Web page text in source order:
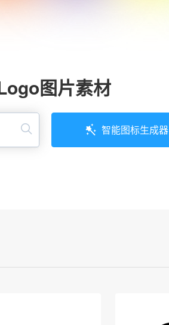
LOGO生成器
LOGO模板
图片素材
智能图标生成器